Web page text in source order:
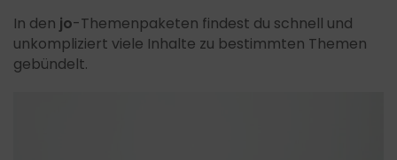
In den jo-Themenpaketen findest du schnell und
unkompliziert viele Inhalte zu bestimmten Themen
gebündelt.